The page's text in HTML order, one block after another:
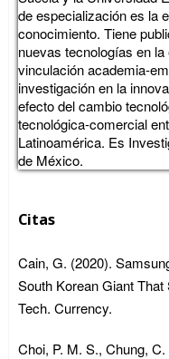
de especialización es la
conocimiento. Tiene
nuevas tecnologías en
vinculación academia-
investigación en la
efecto del cambio
tecnológica-comercial
Latinoamérica. Es
de México.
Citas
Cain, G. (2020).
South Korean Giant
Tech. Currency.
Choi, P. M. S., Chung,